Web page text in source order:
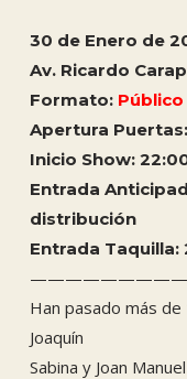
30 de Enero de
Av. Ricardo
Formato:Público
Apertura
Inicio Show:
Entrada
distribución
Entrada Taquilla:
Han pasado más
Joaquín
Sabina y Joan